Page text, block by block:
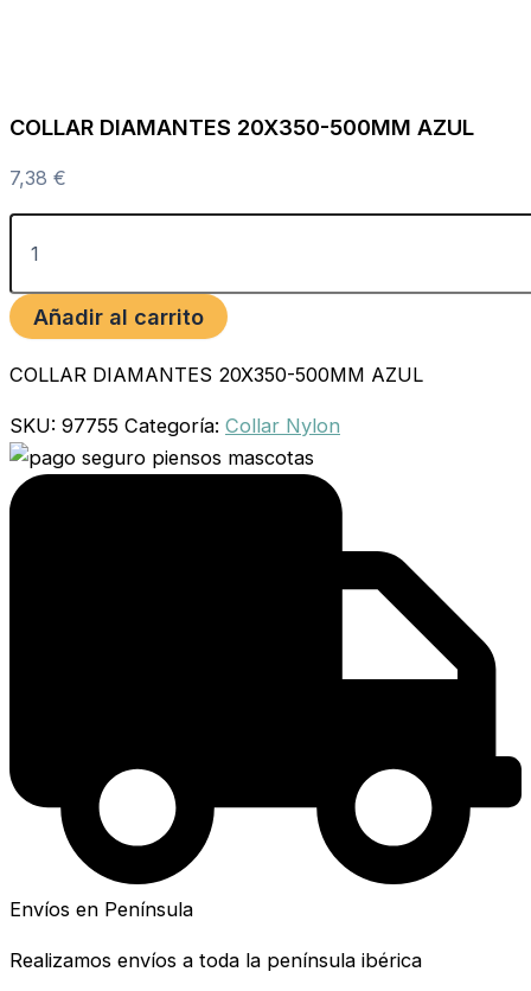
COLLAR DIAMANTES 20X350-500MM AZUL
7,38 €
Añadir al carrito
COLLAR DIAMANTES 20X350-500MM AZUL
SKU: 97755 Categoría: Collar Nylon
Envíos en Península
Realizamos envíos a toda la península ibérica